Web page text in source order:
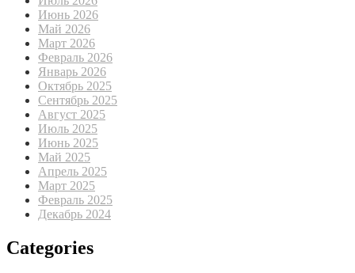
Июнь 2026
Май 2026
Март 2026
Февраль 2026
Январь 2026
Октябрь 2025
Сентябрь 2025
Август 2025
Июль 2025
Июнь 2025
Май 2025
Апрель 2025
Март 2025
Февраль 2025
Декабрь 2024
Categories